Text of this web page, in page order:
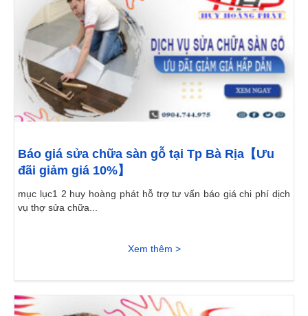
Báo giá sửa chữa sàn gỗ tại Tp Bà Rịa【Ưu
đãi giảm giá 10%】
mục lục1 2 huy hoàng phát hỗ trợ tư vấn báo giá chi phí dịch
vụ thợ sửa chữa...
Xem thêm >